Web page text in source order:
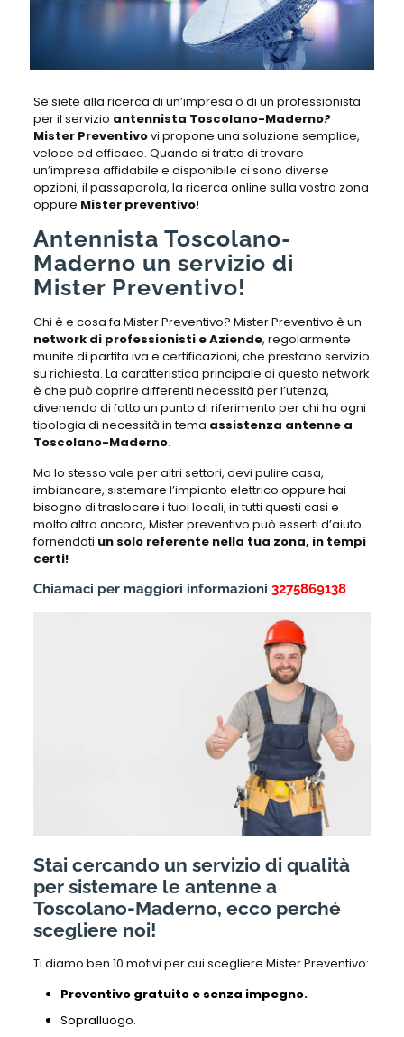
Se siete alla ricerca di un’impresa o di un professionista
per il servizio antennista Toscolano-Maderno?
Mister Preventivovi propone una soluzione semplice,
veloce ed efficace. Quando si tratta di trovare
un’impresa affidabile e disponibile ci sono diverse
opzioni, il passaparola, la ricerca online sulla vostra zona
oppure Mister preventivo!
Antennista Toscolano-
Maderno un servizio di
Mister Preventivo!
Chi è e cosa fa Mister Preventivo? Mister Preventivo è un
network di professionisti e Aziende, regolarmente
munite di partita iva e certificazioni, che prestano servizio
su richiesta. La caratteristica principale di questo network
è che può coprire differenti necessità per l’utenza,
divenendo di fatto un punto di riferimento per chi ha ogni
tipologia di necessità in tema assistenza antenne a
Toscolano-Maderno.
Ma lo stesso vale per altri settori, devi pulire casa,
imbiancare, sistemare l’impianto elettrico oppure hai
bisogno di traslocare i tuoi locali, in tutti questi casi e
molto altro ancora, Mister preventivo può esserti d’aiuto
fornendoti un solo referente nella tua zona, in tempi
certi!
Chiamaci per maggiori informazioni 3275869138
Stai cercando un servizio di qualità
per sistemare le antenne a
Toscolano-Maderno, ecco perché
scegliere noi!
Ti diamo ben 10 motivi per cui scegliere Mister Preventivo:
Preventivo gratuito e senza impegno.
Sopralluogo.